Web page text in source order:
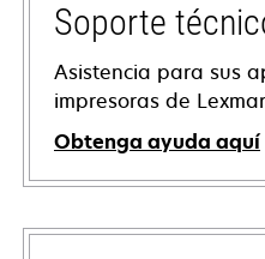
Soporte
Asistencia para sus
impresoras de
Obtenga ayuda aquí
se
abre